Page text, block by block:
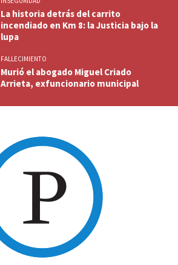
La historia detrás del carrito
incendiado en Km 8: la Justicia bajo la
lupa
FALLECIMIENTO
Murió el abogado Miguel Criado
Arrieta, exfuncionario municipal